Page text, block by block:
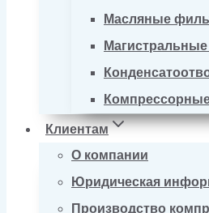
Масляные
Клиентам
О компании
Юридическая
Производство